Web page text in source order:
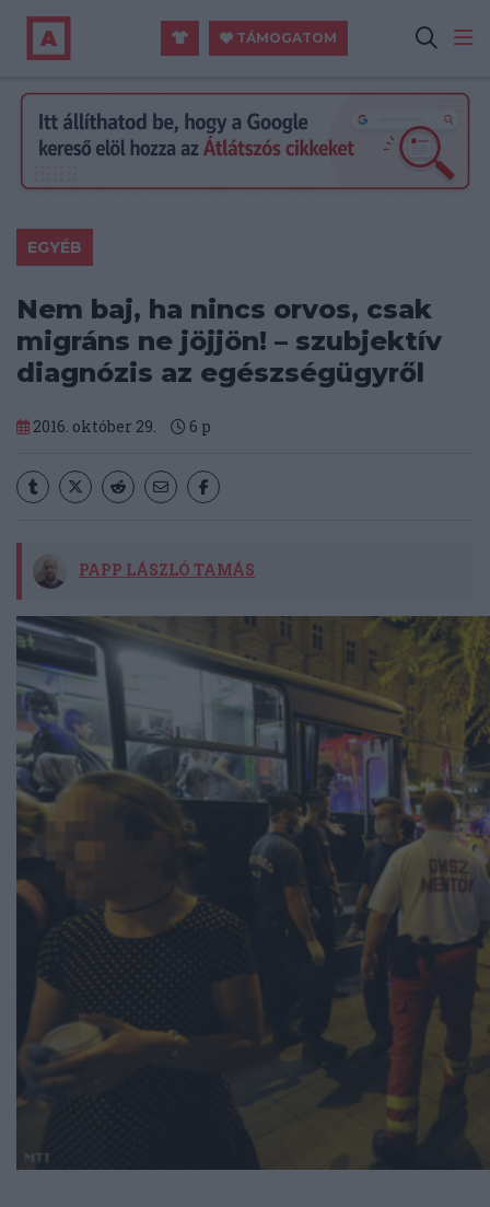
TÁMOGATOM
EGYÉB
Nem baj, ha nincs orvos, csak
migráns ne jöjjön! – szubjektív
diagnózis az egészségügyről
2016. október 29. 6 p
PAPP LÁSZLÓ TAMÁS